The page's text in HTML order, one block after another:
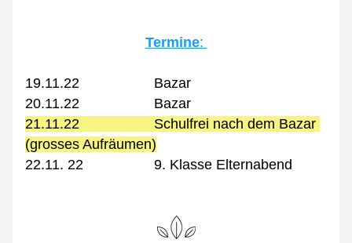
Termine:
19.11.22                   Bazar
20.11.22                   Bazar
21.11.22                   Schulfrei nach dem Bazar
(grosses Aufräumen)
22.11. 22                  9. Klasse Elternabend